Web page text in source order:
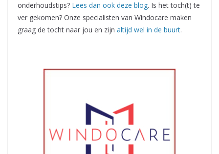
onderhoudstips? Lees dan ook deze blog. Is het toch(t) te
ver gekomen? Onze specialisten van Windocare maken
graag de tocht naar jou en zijn altijd wel in de buurt.